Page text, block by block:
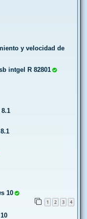
y velocidad de
intgel R 82801
10
1 2 3 4